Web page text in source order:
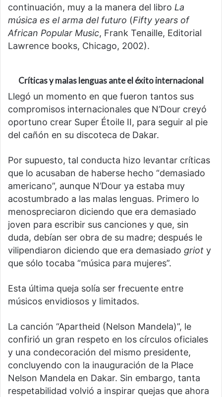
continuación, muy a la manera del libro La
música es el arma del futuro (Fifty years of
African Popular Music, Frank Tenaille, Editorial
Lawrence books, Chicago, 2002).
Críticasymalas lenguasante el éxito internacional
Llegó un momento en que fueron tantos sus
compromisos internacionales que N’Dour creyó
oportuno crear Super Étoile II, para seguir al pie
del cañón en su discoteca de Dakar.
Por supuesto, tal conducta hizo levantar críticas
que lo acusaban de haberse hecho “demasiado
americano”, aunque N’Dour ya estaba muy
acostumbrado a las malas lenguas. Primero lo
menospreciaron diciendo que era demasiado
joven para escribir sus canciones y que, sin
duda, debían ser obra de su madre; después le
vilipendiaron diciendo que era demasiado griot y
que sólo tocaba “música para mujeres”.
Esta última queja solía ser frecuente entre
músicos envidiosos y limitados.
La canción “Apartheid (Nelson Mandela)”, le
confirió un gran respeto en los círculos oficiales
y una condecoración del mismo presidente,
concluyendo con la inauguración de la Place
Nelson Mandela en Dakar. Sin embargo, tanta
respetabilidad volvió a inspirar quejas que ahora